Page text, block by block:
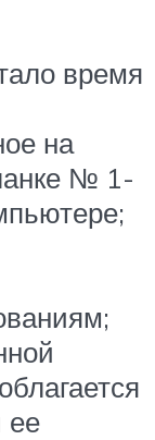
время
на
№ 1-
ее